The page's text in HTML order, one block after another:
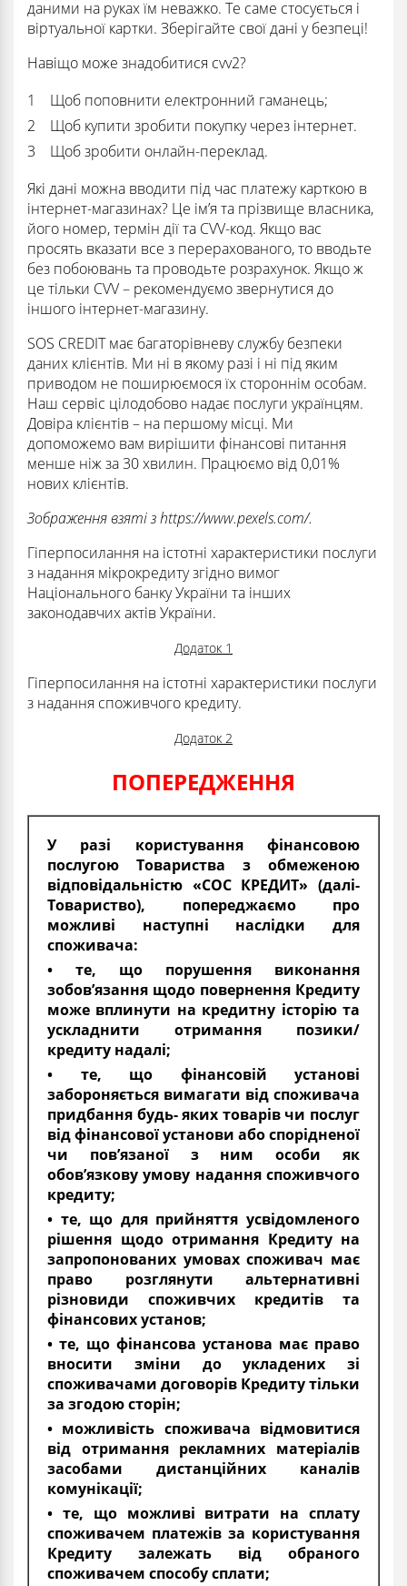
даними на руках їм неважко. Те саме стосується і
віртуальної картки. Зберігайте свої дані у безпеці!
Навіщо може знадобитися cvv2?
Щоб поповнити електронний гаманець;
Щоб купити зробити покупку через інтернет.
Щоб зробити онлайн-переклад.
Які дані можна вводити під час платежу карткою в
інтернет-магазинах? Це ім’я та прізвище власника,
його номер, термін дії та CVV-код. Якщо вас
просять вказати все з перерахованого, то вводьте
без побоювань та проводьте розрахунок. Якщо ж
це тільки CVV – рекомендуємо звернутися до
іншого інтернет-магазину.
SOS CREDIT має багаторівневу службу безпеки
даних клієнтів. Ми ні в якому разі і ні під яким
приводом не поширюємося їх стороннім особам.
Наш сервіс цілодобово надає послуги українцям.
Довіра клієнтів – на першому місці. Ми
допоможемо вам вирішити фінансові питання
менше ніж за 30 хвилин. Працюємо від 0,01%
нових клієнтів.
Зображення взяті зhttps://www.pexels.com/.
Гіперпосилання на істотні характеристики послуги
з надання мікрокредиту згідно вимог
Національного банку України та інших
законодавчих актів України.
Додаток 1
Гіперпосилання на істотні характеристики послуги
з надання споживчого кредиту.
Додаток 2
ПОПЕРЕДЖЕННЯ
У разі користування фінансовою
послугою Товариства з обмеженою
відповідальністю «СОС КРЕДИТ» (далі-
Товариство), попереджаємо про
можливі наступні наслідки для
споживача:
• те, що порушення виконання
зобов’язання щодо повернення Кредиту
може вплинути на кредитну історію та
ускладнити отримання позики/
кредиту надалі;
• те, що фінансовій установі
забороняється вимагати від споживача
придбання будь- яких товарів чи послуг
від фінансової установи або спорідненої
чи пов’язаної з ним особи як
обов’язкову умову надання споживчого
кредиту;
• те, що для прийняття усвідомленого
рішення щодо отримання Кредиту на
запропонованих умовах споживач має
право розглянути альтернативні
різновиди споживчих кредитів та
фінансових установ;
• те, що фінансова установа має право
вносити зміни до укладених зі
споживачами договорів Кредиту тільки
за згодою сторін;
• можливість споживача відмовитися
від отримання рекламних матеріалів
засобами дистанційних каналів
комунікації;
• те, що можливі витрати на сплату
споживачем платежів за користування
Кредиту залежать від обраного
споживачем способу сплати;